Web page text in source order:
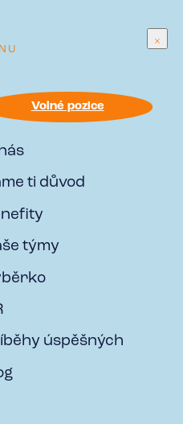
Volné pozice
ti důvod
týmy
úspěšných
pro mě
ka s